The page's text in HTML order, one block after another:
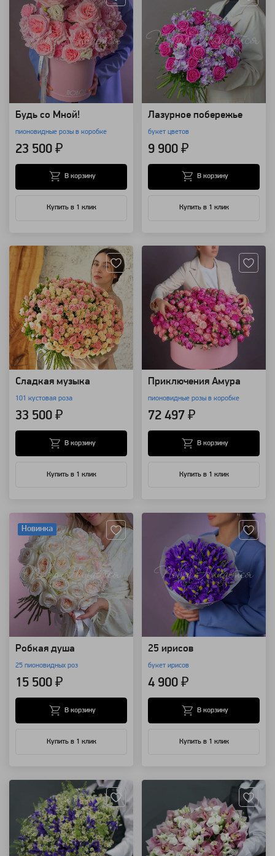
Будь со Мной!
пионовидные розы в коробке
23 500 ₽
Купить в 1 клик
В корзину
Лазурное побережье
букет цветов
9 900 ₽
Купить в 1 клик
В корзину
Сладкая музыка
101 кустовая роза
33 500 ₽
Купить в 1 клик
В корзину
Приключения Амура
пионовидные розы в коробке
72 497 ₽
Купить в 1 клик
В корзину
Новинка
Робкая душа
25 пионовидных роз
15 500 ₽
Купить в 1 клик
В корзину
25 ирисов
букет ирисов
4 900 ₽
Купить в 1 клик
В корзину